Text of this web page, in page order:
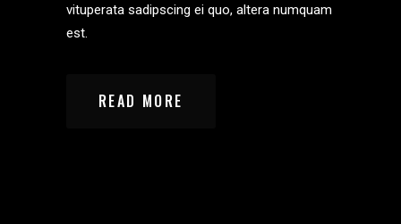
vituperata sadipscing ei quo, altera numquam
est.
READ MORE